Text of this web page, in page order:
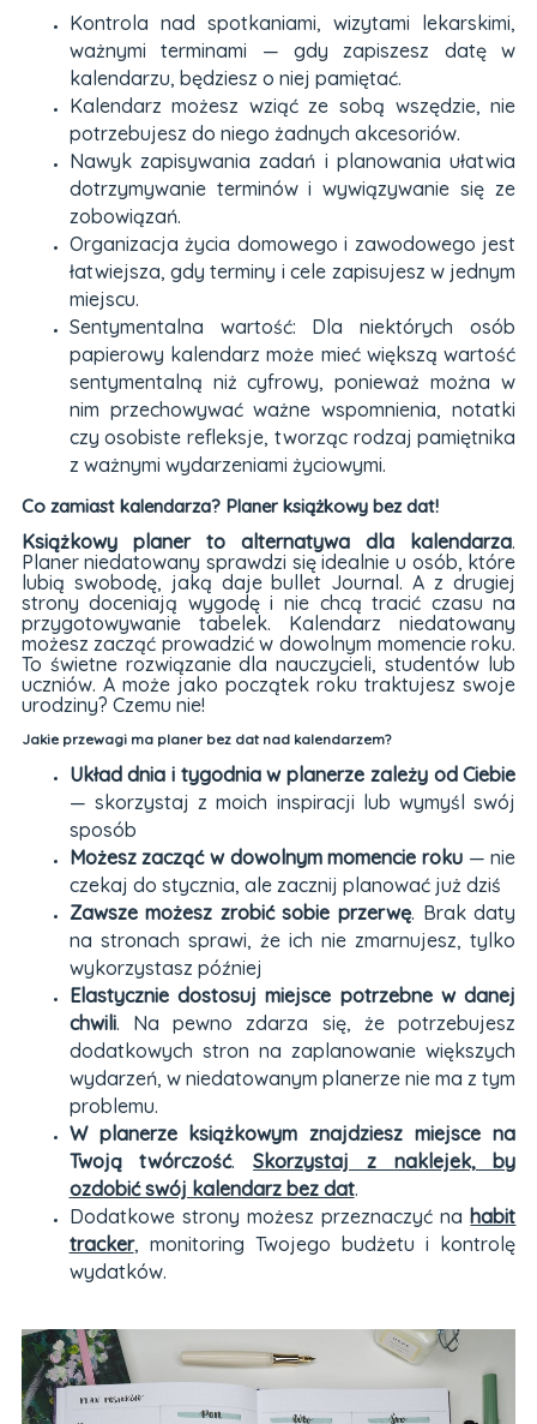
Kontrola nad spotkaniami, wizytami lekarskimi,
ważnymi terminami — gdy zapiszesz datę w
kalendarzu, będziesz o niej pamiętać.
Kalendarz możesz wziąć ze sobą wszędzie, nie
potrzebujesz do niego żadnych akcesoriów.
Nawyk zapisywania zadań i planowania ułatwia
dotrzymywanie terminów i wywiązywanie się ze
zobowiązań.
Organizacja życia domowego i zawodowego jest
łatwiejsza, gdy terminy i cele zapisujesz w jednym
miejscu.
Sentymentalna wartość: Dla niektórych osób
papierowy kalendarz może mieć większą wartość
sentymentalną niż cyfrowy, ponieważ można w
nim przechowywać ważne wspomnienia, notatki
czy osobiste refleksje, tworząc rodzaj pamiętnika
z ważnymi wydarzeniami życiowymi.
Co zamiast kalendarza? Planer książkowy bez dat!
Książkowy planer to alternatywa dla kalendarza.
Planer niedatowany sprawdzi się idealnie u osób, które
lubią swobodę, jaką daje bullet Journal. A z drugiej
strony doceniają wygodę i nie chcą tracić czasu na
przygotowywanie tabelek. Kalendarz niedatowany
możesz zacząć prowadzić w dowolnym momencie roku.
To świetne rozwiązanie dla nauczycieli, studentów lub
uczniów. A może jako początek roku traktujesz swoje
urodziny? Czemu nie!
Jakie przewagi ma planer bez dat nad kalendarzem?
Układ dnia i tygodnia w planerze zależy od Ciebie
— skorzystaj z moich inspiracji lub wymyśl swój
sposób
Możesz zacząć w dowolnym momencie roku — nie
czekaj do stycznia, ale zacznij planować już dziś
Zawsze możesz zrobić sobie przerwę. Brak daty
na stronach sprawi, że ich nie zmarnujesz, tylko
wykorzystasz później
Elastycznie dostosuj miejsce potrzebne w danej
chwili. Na pewno zdarza się, że potrzebujesz
dodatkowych stron na zaplanowanie większych
wydarzeń, w niedatowanym planerze nie ma z tym
problemu.
W planerze książkowym znajdziesz miejsce na
Twoją twórczość.Skorzystaj z naklejek, by
ozdobić swój kalendarz bez dat.
Dodatkowe strony możesz przeznaczyć nahabit
tracker, monitoring Twojego budżetu i kontrolę
wydatków.